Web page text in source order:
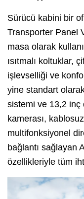
Sürücü kabini bir
Transporter Panel
masa olarak
ısıtmalı koltuklar,
işlevselliği ve
yine standart
sistemi ve 13,2 inç
kamerası,
multifonksiyonel
bağlantı sağlayan
özellikleriyle tüm